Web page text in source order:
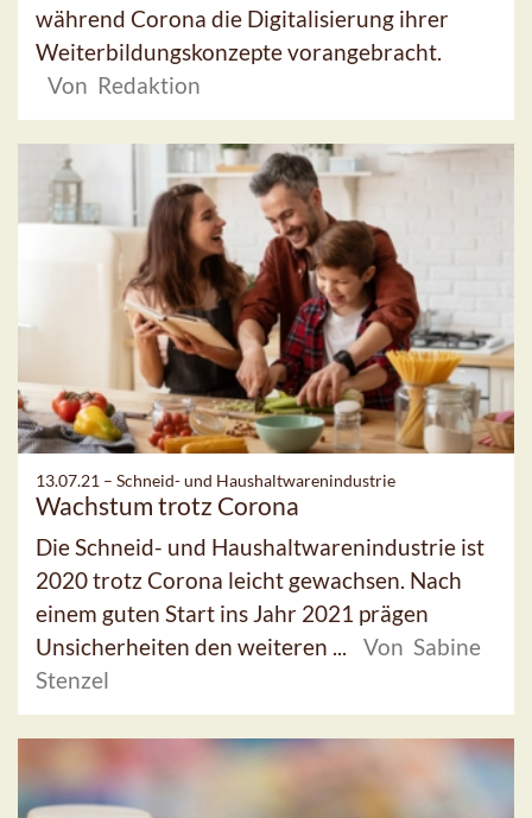
während Corona die Digitalisierung ihrer
Weiterbildungskonzepte vorangebracht.
Von Redaktion
13.07.21 – Schneid- und Haushaltwarenindustrie
Wachstum trotz Corona
Die Schneid- und Haushaltwarenindustrie ist
2020 trotz Corona leicht gewachsen. Nach
einem guten Start ins Jahr 2021 prägen
Unsicherheiten den weiteren ...
Von Sabine
Stenzel